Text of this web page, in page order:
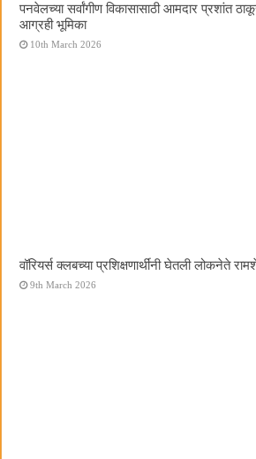
पनवेलच्या सर्वांगीण विकासासाठी आमदार प्रशांत
आग्रही भूमिका
10th March 2026
वॉरियर्स क्लबच्या प्रशिक्षणार्थींनी घेतली लोकनेते
9th March 2026